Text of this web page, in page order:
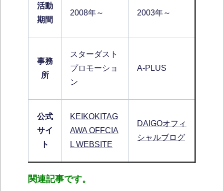
活動
期間
2008年～ 2003年～
事務
所
スターダスト
プロモーショ
ン
A-PLUS
公式
サイ
ト
KEIKOKITAG
AWA OFFCIA
L WEBSITE
DAIGOオフィ
シャルブログ
関連記事です。